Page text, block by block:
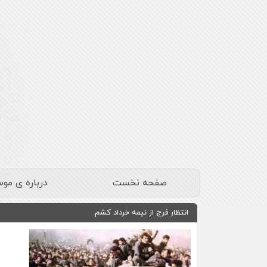
صفحه نخست درباره ی
انتظار فرج از نیمه خرداد کشم